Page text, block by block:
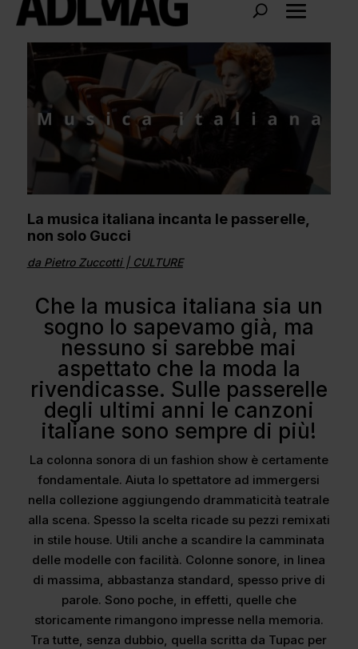
La musica italiana incanta le passerelle,
non solo Gucci
da Pietro Zuccotti| CULTURE
Che la musica italiana sia un
sogno lo sapevamo già, ma
nessuno si sarebbe mai
aspettato che la moda la
rivendicasse. Sulle passerelle
degli ultimi anni le canzoni
italiane sono sempre di più!
La colonna sonora di un fashion show è certamente
fondamentale. Aiuta lo spettatore ad immergersi
nella collezione aggiungendo drammaticità teatrale
alla scena. Spesso la scelta ricade su pezzi remixati
in stile house. Utili anche a scandire la camminata
delle modelle con facilità. Colonne sonore, in linea
di massima, abbastanza standard, spesso prive di
parole. Sono poche, in effetti, quelle che
storicamente rimangono impresse nella memoria.
Tra tutte, senza dubbio, quella scritta da Tupac per